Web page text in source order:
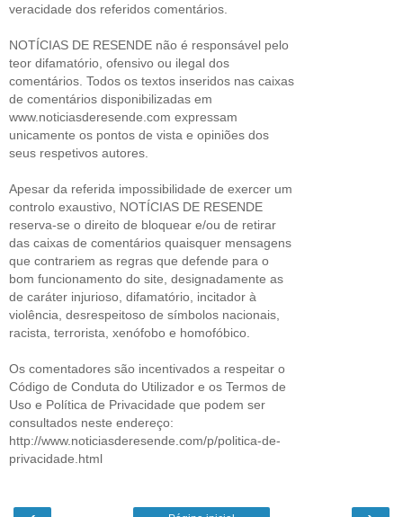
veracidade dos referidos comentários.
NOTÍCIAS DE RESENDE não é responsável pelo
teor difamatório, ofensivo ou ilegal dos
comentários. Todos os textos inseridos nas caixas
de comentários disponibilizadas em
www.noticiasderesende.com expressam
unicamente os pontos de vista e opiniões dos
seus respetivos autores.
Apesar da referida impossibilidade de exercer um
controlo exaustivo, NOTÍCIAS DE RESENDE
reserva-se o direito de bloquear e/ou de retirar
das caixas de comentários quaisquer mensagens
que contrariem as regras que defende para o
bom funcionamento do site, designadamente as
de caráter injurioso, difamatório, incitador à
violência, desrespeitoso de símbolos nacionais,
racista, terrorista, xenófobo e homofóbico.
Os comentadores são incentivados a respeitar o
Código de Conduta do Utilizador e os Termos de
Uso e Política de Privacidade que podem ser
consultados neste endereço:
http://www.noticiasderesende.com/p/politica-de-
privacidade.html